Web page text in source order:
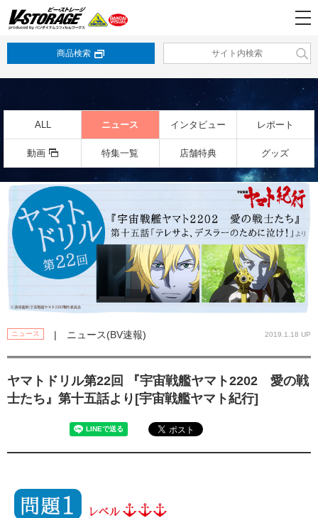
商品検索
ALL ニュース インタビュー レポート
動画 特集一覧 店舗特典 グッズ
ニュース | ニュース(BV速報) 2019.1.18 UP
ヤマトドリル第22回 『宇宙戦艦ヤマト2202 愛の戦
士たち』第十五話より[宇宙戦艦ヤマト紀行]